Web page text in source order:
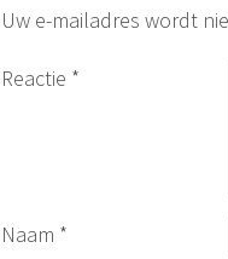
Uw e-mailadres wordt
Reactie *
Naam *